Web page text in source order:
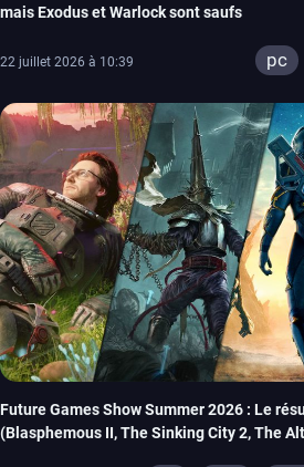
mais Exodus et Warlock sont saufs
22 juillet 2026 à 10:39 pc
Future Games Show Summer 2026 : Le
(Blasphemous II, The Sinking City 2, The